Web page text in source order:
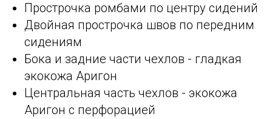
Прострочка ромбами по центру сидений
Двойная прострочка швов по передним
сидениям
Бока и задние части чехлов - гладкая
экокожа Аригон
Центральная часть чехлов - экокожа
Аригон с перфорацией